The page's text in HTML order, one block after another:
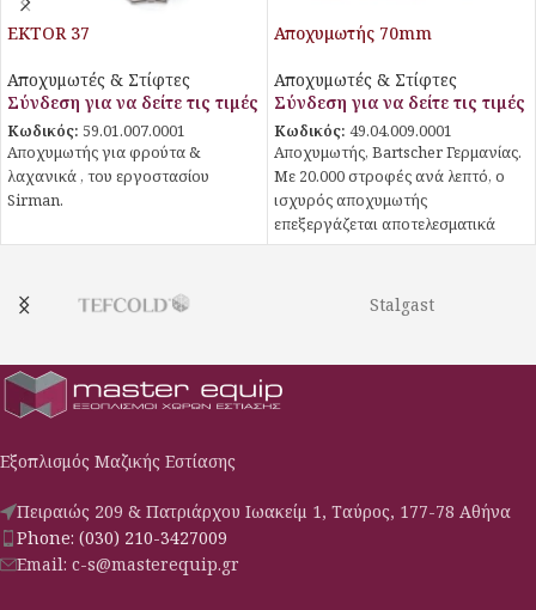
EKTOR 37
Αποχυμωτές & Στίφτες
Σύνδεση για να δείτε τις τιμές
Κωδικός: 59.01.007.0001
Αποχυμωτής για φρούτα &
λαχανικά , του εργοστασίου
Sirman.
Αποχυμωτής 70mm
Αποχυμωτές & Στίφτες
Σύνδεση για να δείτε τις τιμές
Κωδικός: 49.04.009.0001
Αποχυμωτής, Bartscher Γερμανίας.
Με 20.000 στροφές ανά λεπτό, ο
ισχυρός αποχυμωτής
επεξεργάζεται αποτελεσματικά
λαχανικά ή φρούτα,
χυμό πλούσιο σε μέταλλα και
βιταμίνες. Χάρη στα εξαρτήματα
πιάτων, ο καθαρισμός γίνεται στο
λεπτό.
Stalgast
Εξοπλισμός Μαζικής Εστίασης
Πειραιώς 209 & Πατριάρχου Ιωακείμ 1, Ταύρος, 177-78 Αθήνα
Phone: (030) 210-3427009
Email: c-s@masterequip.gr